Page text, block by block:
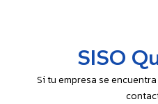
SISO
Si tu empresa se